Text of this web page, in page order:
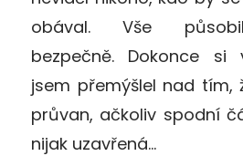
obával. Vše
bezpečně. Dokonce si
jsem přemýšlel nad tím,
průvan, ačkoliv spodní
nijak uzavřená…